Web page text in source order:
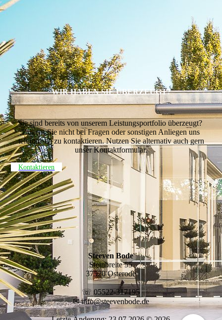
WIR HABEN SIE ÜBERZEUGT?
Sie sind bereits von unserem Leistungsportfolio überzeugt?
Zögern Sie nicht bei Fragen oder sonstigen Anliegen uns
telefonisch zu kontaktieren. Nutzen Sie alternativ auch gern
unser Kontaktformular.
Kontaktieren
Steeven Bode
Steinbreite 55
37520 Osterode
☏ 05522-317195
✉ info@steevenbode.de